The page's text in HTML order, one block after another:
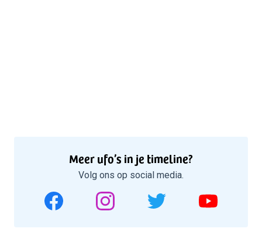
Meer ufo’s in je timeline?
Volg ons op social media.